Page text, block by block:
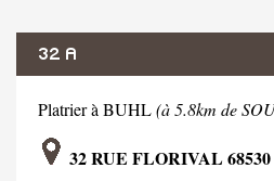
32 A
Platrier à BUHL(à 5.8km de
32 RUE FLORIVAL